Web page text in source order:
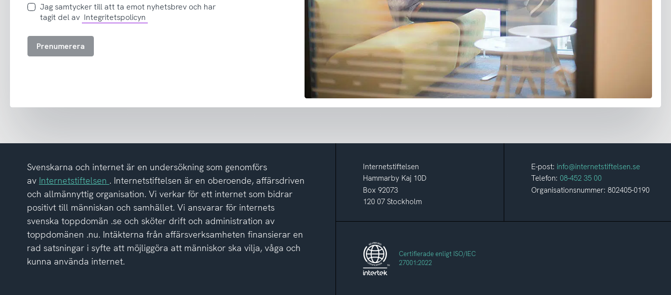
Jag
samtycker
att
tagit
integritetspolicyn
Jag samtycker till att ta emot nyhetsbrev och har
tagit del av Integritetspolicyn
Prenumerera
Svenskarna och internet är en undersökning som genomförs
av Internetstiftelsen . Internetstiftelsen är en oberoende, affärsdriven
och allmännyttig organisation. Vi verkar för ett internet som bidrar
positivt till människan och samhället. Vi ansvarar för internets
svenska toppdomän .se och sköter drift och administration av
toppdomänen .nu. Intäkterna från affärsverksamheten finansierar en
rad satsningar i syfte att möjliggöra att människor ska vilja, våga och
kunna använda internet.
Internetstiftelsen
Hammarby Kaj 10D
Box 92073
120 07 Stockholm
E-post: info@internetstiftelsen.se
Telefon: 08-452 35 00
Organisationsnummer: 802405-0190
Certifierade enligt ISO/IEC
27001:2022